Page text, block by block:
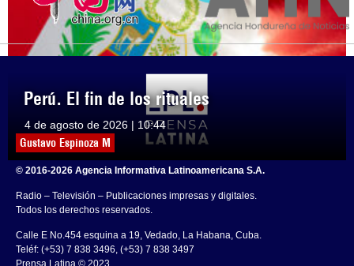
Perú. El fin de los rituales
4 de agosto de 2026 | 10:44
Gustavo Espinoza M
© 2016-2026 Agencia Informativa Latinoamericana S.A.
Radio – Televisión – Publicaciones impresas y digitales.
Todos los derechos reservados.
Calle E No.454 esquina a 19, Vedado, La Habana, Cuba.
Teléf: (+53) 7 838 3496, (+53) 7 838 3497